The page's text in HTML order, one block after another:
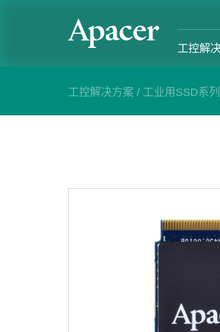
工控解
工控解决方案
内存系列
个人 & 商务解决方案
商务解决方案产品
Gaming 服
工控解决方案 / 工业用SSD系列